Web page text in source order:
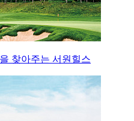
찾아주는 서원힐스